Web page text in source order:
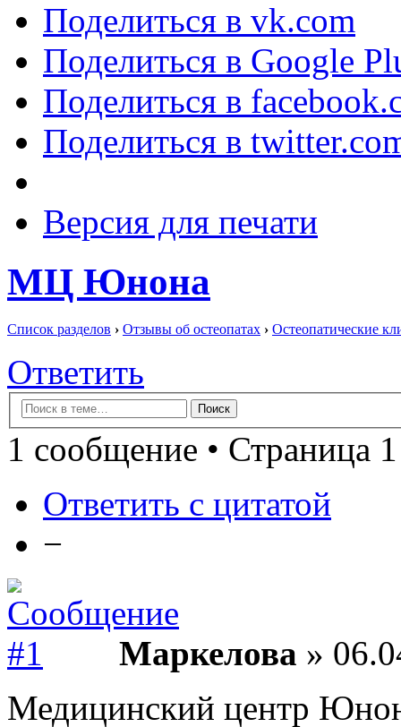
Поделиться в vk.com
Поделиться в Google
Поделиться в
Поделиться в
Версия для печати
МЦ Юнона
Список разделов › Отзывы об остеопатах › Остеопатические
Ответить
1 сообщение • Страница
Ответить с цитатой
−
Маркелова »
Медицинский центр